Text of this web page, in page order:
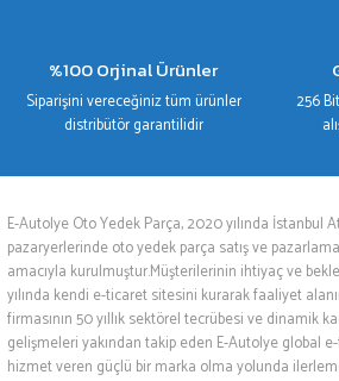
%100 Orjinal Ürünler
Siparişini vereceğiniz tüm ürünler
distribütör garantilidir
256
E-Autolye Oto Yedek Parça, 2020 yılında İstanbul
pazaryerlerinde oto yedek parça satış ve
amacıyla kurulmuştur.Müşterilerinin ihtiyaç ve
yılında kendi e-ticaret sitesini kurarak faaliyet
firmasının 50 yıllık sektörel tecrübesi ve dinamik
gelişmeleri yakından takip eden E-Autolye global
hizmet veren güçlü bir marka olma yolunda